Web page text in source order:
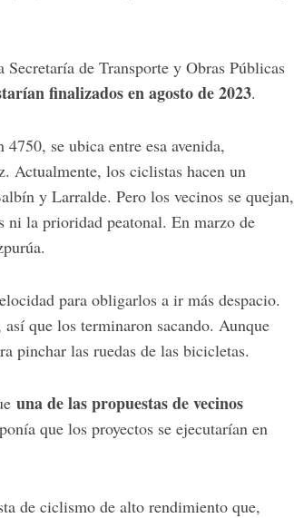
de Transporte y Obras Públicas
finalizados en agosto de 2023.
se ubica entre esa avenida,
Actualmente, los ciclistas hacen un
y Larralde. Pero los vecinos se quejan,
ni la prioridad peatonal. En marzo de
para obligarlos a ir más despacio.
que los terminaron sacando. Aunque
pinchar las ruedas de las bicicletas.
una de las propuestas de vecinos
que los proyectos se ejecutarían en
de ciclismo de alto rendimiento que,